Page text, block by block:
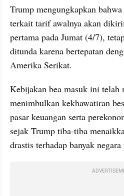
Trump mengungkapkan
terkait tarif awalnya akan
pertama pada Jumat (4/7),
ditunda karena bertepatan
Amerika Serikat.
Kebijakan bea masuk ini telah
menimbulkan kekhawatiran
pasar keuangan serta
sejak Trump tiba-tiba
drastis terhadap banyak